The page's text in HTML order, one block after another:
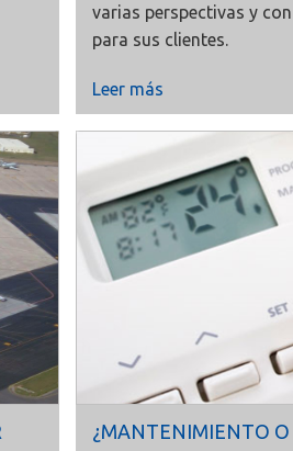
varias perspectivas y
para sus clientes.
Leer más
¿MANTENIMIENTO O